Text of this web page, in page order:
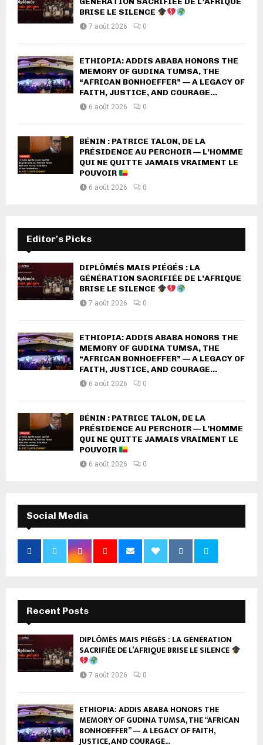
BRISE LE SILENCE
7 août 2026 0
ETHIOPIA: ADDIS ABABA HONORS THE
MEMORY OF GUDINA TUMSA, THE
“AFRICAN BONHOEFFER” — A LEGACY OF
FAITH, JUSTICE, AND COURAGE...
6 août 2026 0
BÉNIN : PATRICE TALON, DE LA
PRÉSIDENCE AU PERCHOIR — L’HOMME
QUI NE QUITTE JAMAIS VRAIMENT LE
POUVOIR
6 août 2026 0
Editor's Picks
DIPLÔMÉS MAIS PIÉGÉS : LA
GÉNÉRATION SACRIFIÉE DE L’AFRIQUE
BRISE LE SILENCE
7 août 2026 0
ETHIOPIA: ADDIS ABABA HONORS THE
MEMORY OF GUDINA TUMSA, THE
“AFRICAN BONHOEFFER” — A LEGACY OF
FAITH, JUSTICE, AND COURAGE...
6 août 2026 0
BÉNIN : PATRICE TALON, DE LA
PRÉSIDENCE AU PERCHOIR — L’HOMME
QUI NE QUITTE JAMAIS VRAIMENT LE
POUVOIR
6 août 2026 0
Social Media
Recent Posts
DIPLÔMÉS MAIS PIÉGÉS : LA GÉNÉRATION
SACRIFIÉE DE L’AFRIQUE BRISE LE SILENCE
7 août 2026 0
ETHIOPIA: ADDIS ABABA HONORS THE
MEMORY OF GUDINA TUMSA, THE “AFRICAN
BONHOEFFER” — A LEGACY OF FAITH,
JUSTICE, AND COURAGE...